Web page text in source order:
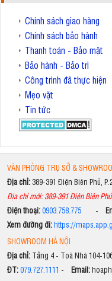
Chính sách giao hàng
Chính sách bảo hành
Thanh toán - Bảo mật
Bảo hành - Bảo trì
Công trình đã thực hiện
Mẹo vặt
Tin tức
VĂN PHÒNG TRỤ SỞ &
Địa chỉ: 389-391 Điện Biên Phủ,
Địa chỉ mới: 389-391 Điện Biên
Điện thoại:0903.758.775-
Xem đường đi:https://
SHOWROOM HÀ NỘI
Địa chỉ:Tầng 4 - Toà Nhà 104-
ĐT:079.727.1111 - Email: